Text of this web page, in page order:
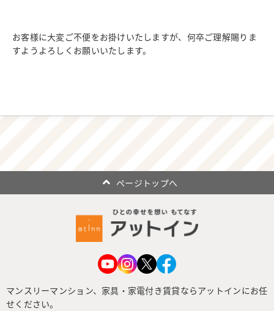
お客様に大変ご不便をお掛けいたしますが、何卒ご理解賜りま
すようよろしくお願いいたします。
ページトップへ
マンスリーマンション、家具・家電付き賃貸ならアットインにお任
せください。